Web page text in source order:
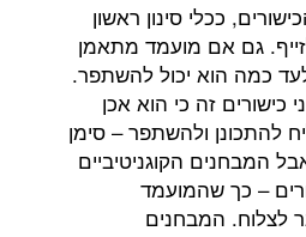
סינון ראשון
מועמד מתאמן
יכול להשתפר.
כי הוא אכן
– סימן
הקוגניטיביים